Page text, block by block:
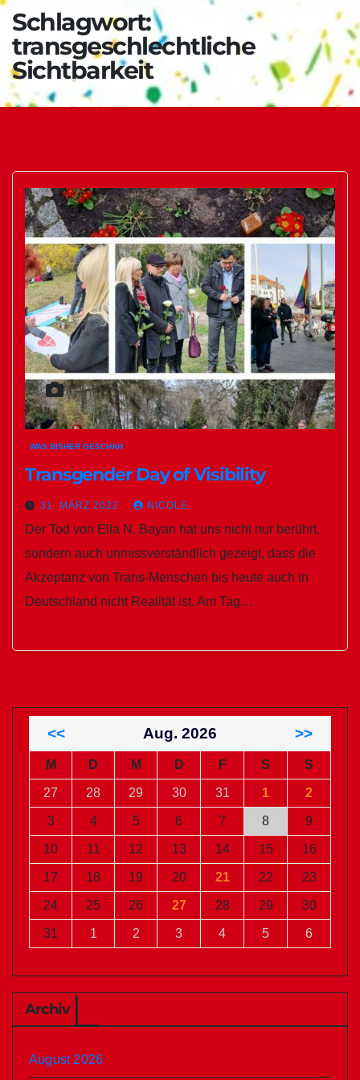
Schlagwort:
transgeschlechtliche
Sichtbarkeit
WAS BISHER GESCHAH
Transgender Day of Visibility
31. MÄRZ 2022 NICOLE
Der Tod von Ella N. Bayan hat uns nicht nur berührt,
sondern auch unmissverständlich gezeigt, dass die
Akzeptanz von Trans-Menschen bis heute auch in
Deutschland nicht Realität ist. Am Tag…
<< Aug. 2026 >>
M D M D F S S
27 28 29 30 31 1 2
3 4 5 6 7 8 9
10 11 12 13 14 15 16
17 18 19 20 21 22 23
24 25 26 27 28 29 30
31 1 2 3 4 5 6
Archiv
August 2026